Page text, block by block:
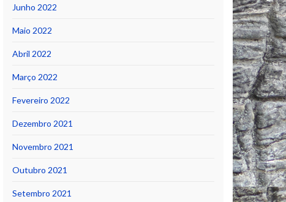
Junho 2022
Maio 2022
Abril 2022
Março 2022
Fevereiro 2022
Dezembro 2021
Novembro 2021
Outubro 2021
Setembro 2021